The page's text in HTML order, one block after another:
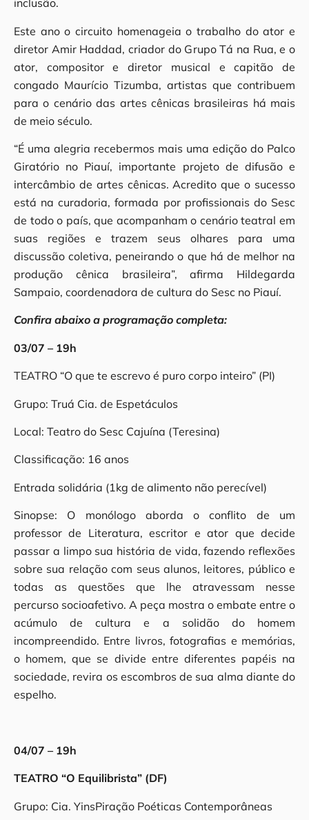
inclusão.
Este ano o circuito homenageia o trabalho do ator e
diretor Amir Haddad, criador do Grupo Tá na Rua, e o
ator, compositor e diretor musical e capitão de
congado Maurício Tizumba, artistas que contribuem
para o cenário das artes cênicas brasileiras há mais
de meio século.
“É uma alegria recebermos mais uma edição do Palco
Giratório no Piauí, importante projeto de difusão e
intercâmbio de artes cênicas. Acredito que o sucesso
está na curadoria, formada por profissionais do Sesc
de todo o país, que acompanham o cenário teatral em
suas regiões e trazem seus olhares para uma
discussão coletiva, peneirando o que há de melhor na
produção cênica brasileira”, afirma Hildegarda
Sampaio, coordenadora de cultura do Sesc no Piauí.
Confira abaixo a programação completa:
03/07 – 19h
TEATRO “O que te escrevo é puro corpo inteiro” (PI)
Grupo: Truá Cia. de Espetáculos
Local: Teatro do Sesc Cajuína (Teresina)
Classificação: 16 anos
Entrada solidária (1kg de alimento não perecível)
Sinopse: O monólogo aborda o conflito de um
professor de Literatura, escritor e ator que decide
passar a limpo sua história de vida, fazendo reflexões
sobre sua relação com seus alunos, leitores, público e
todas as questões que lhe atravessam nesse
percurso socioafetivo. A peça mostra o embate entre o
acúmulo de cultura e a solidão do homem
incompreendido. Entre livros, fotografias e memórias,
o homem, que se divide entre diferentes papéis na
sociedade, revira os escombros de sua alma diante do
espelho.
04/07 – 19h
TEATRO “O Equilibrista” (DF)
Grupo: Cia. YinsPiração Poéticas Contemporâneas